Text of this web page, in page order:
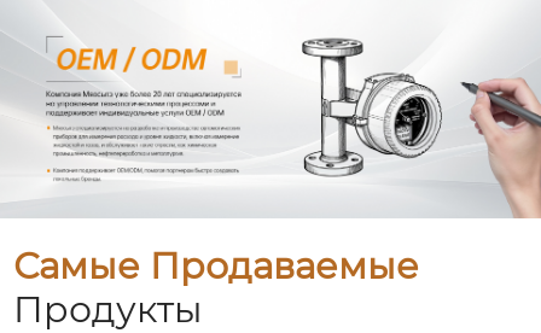
Самые Продаваемые
Продукты